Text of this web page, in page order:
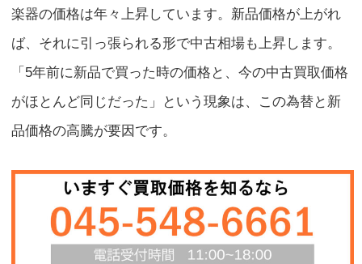
楽器の価格は年々上昇しています。新品価格が上がれ
ば、それに引っ張られる形で中古相場も上昇します。
「5年前に新品で買った時の価格と、今の中古買取価格
がほとんど同じだった」という現象は、この為替と新
品価格の高騰が要因です。